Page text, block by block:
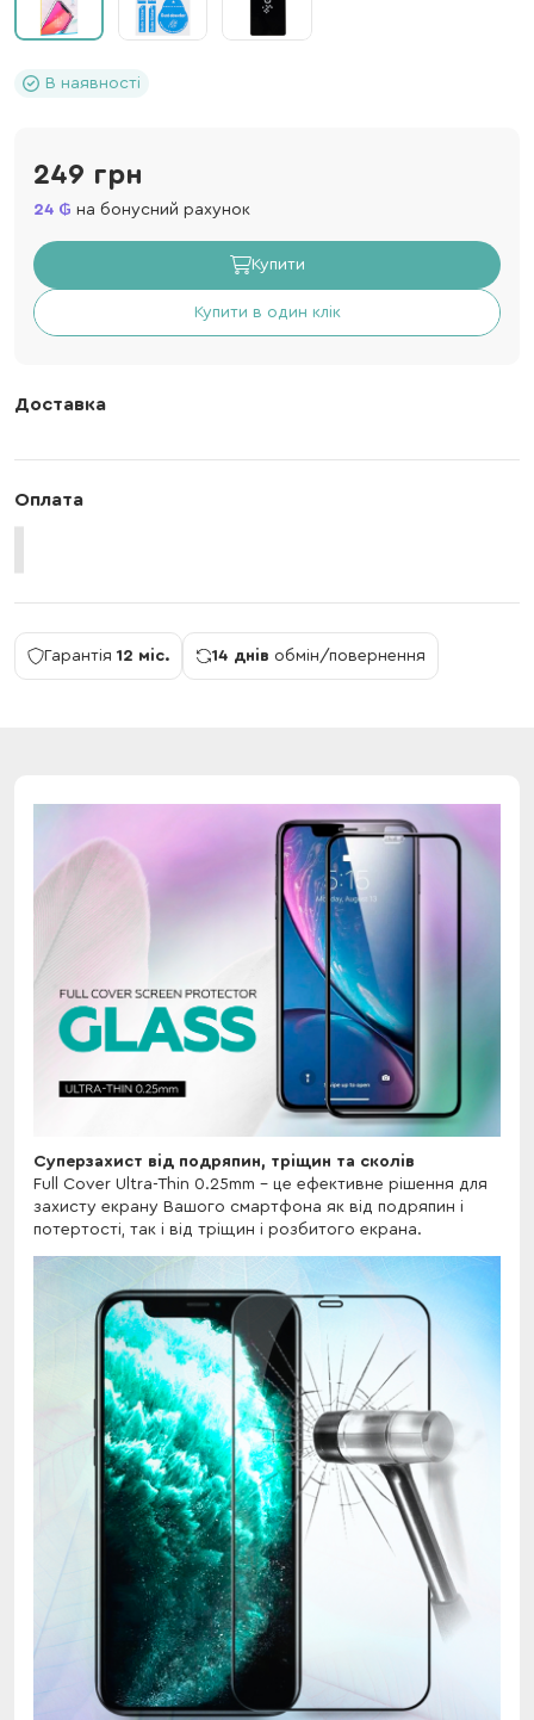
В наявності
249 грн
24 на бонусний рахунок
Купити
Купити в один клік
Доставка
Оплата
Гарантія 12 міс. 14 днів обмін/повернення
Суперзахист від подряпин, тріщин та сколів
Full Cover Ultra-Thin 0.25mm - це ефективне рішення для
захисту екрану Вашого смартфона як від подряпин і
потертості, так і від тріщин і розбитого екрана.